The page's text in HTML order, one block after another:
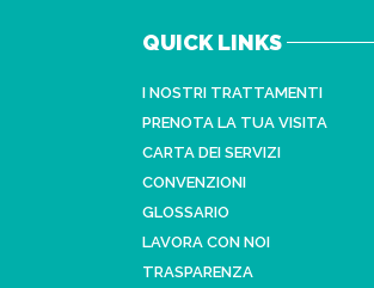
QUICK LINKS
I NOSTRI TRATTAMENTI
PRENOTA LA TUA VISITA
CARTA DEI SERVIZI
CONVENZIONI
GLOSSARIO
LAVORA CON NOI
TRASPARENZA